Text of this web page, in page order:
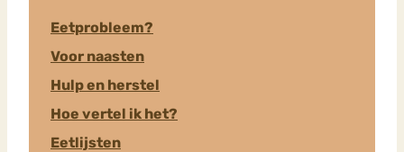
Eetprobleem?
Voor naasten
Hulp en herstel
Hoe vertel ik het?
Eetlijsten